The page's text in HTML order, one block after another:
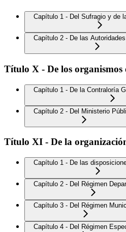
Capítulo 1 - Del Sufragio y de
Capítulo 2 - De las
Título X - De los organismos
Capítulo 1 - De la Contraloría
Capítulo 2 - Del Ministerio
Título XI - De la
Capítulo 1 - De las
Capítulo 2 - Del Régimen
Capítulo 3 - Del Régimen
Capítulo 4 - Del Régimen